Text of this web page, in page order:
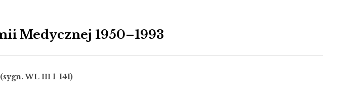
Medycznej 1950–1993
WL III 1-141)